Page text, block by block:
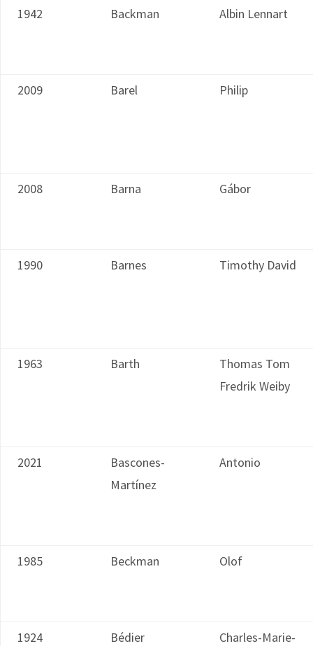
1942 Backman Albin Lennart
2009 Barel Philip
2008 Barna Gábor
1990 Barnes Timothy David
1963 Barth
Thomas Tom
Fredrik Weiby
2021
Bascones-
Martínez
Antonio
1985 Beckman Olof
1924 Bédier
Charles-Marie-